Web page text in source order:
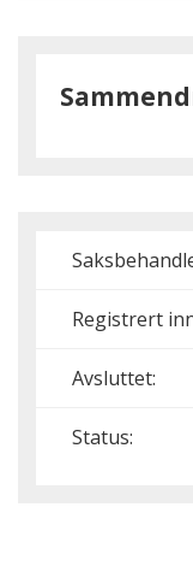
Registrert
Avsluttet:
Status: